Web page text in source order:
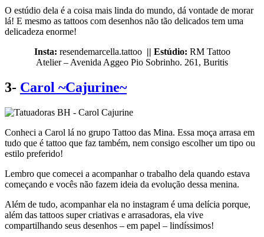
O estúdio dela é a coisa mais linda do mundo, dá vontade de morar
lá! E mesmo as tattoos com desenhos não tão delicados tem uma
delicadeza enorme!
Insta: resendemarcella.tattoo|| Estúdio: RM Tattoo
Atelier – Avenida Aggeo Pio Sobrinho. 261, Buritis
3- Carol ~Cajurine~
Conheci a Carol lá no grupo Tattoo das Mina. Essa moça arrasa em
tudo que é tattoo que faz também, nem consigo escolher um tipo ou
estilo preferido!
Lembro que comecei a acompanhar o trabalho dela quando estava
começando e vocês não fazem ideia da evolução dessa menina.
Além de tudo, acompanhar ela no instagram é uma delícia porque,
além das tattoos super criativas e arrasadoras, ela vive
compartilhando seus desenhos – em papel – lindíssimos!